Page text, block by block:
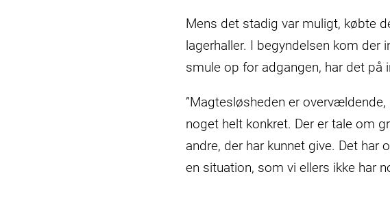
Mens det stadig var muligt, købte
lagerhaller. I begyndelsen kom der
smule op for adgangen, har det
”Magtesløsheden er
noget helt konkret. Der er tale om
andre, der har kunnet give. Det
en situation, som vi ellers ikke har